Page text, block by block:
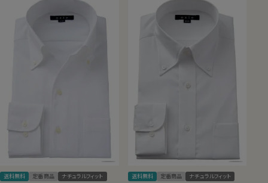
送料無料 定番商品 ナチュラルフィット 送料無料 定番商品 ナチュラルフィット